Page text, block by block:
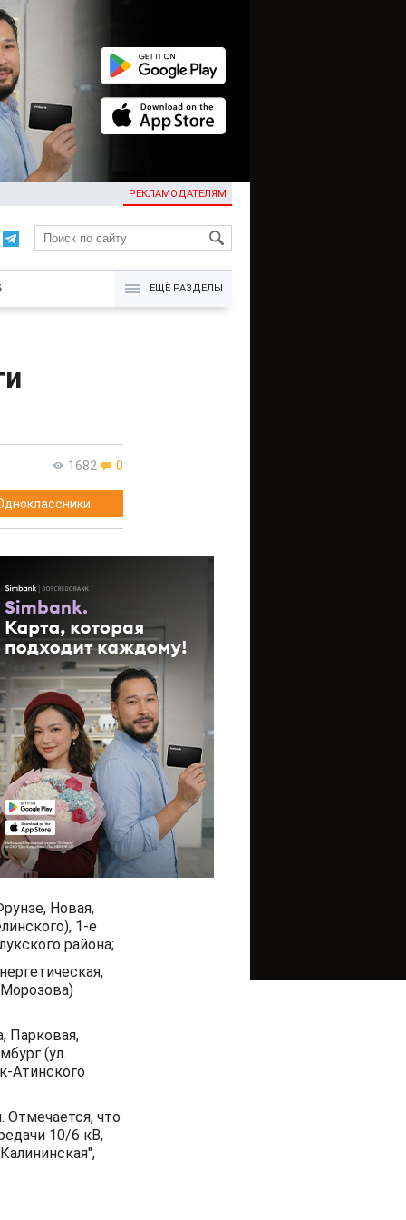
РЕКЛАМОДАТЕЛЯМ
KG
ЕЩЁ РАЗДЕЛЫ
1682 0
Новая,
1-е
района;
Парковая,
(ул.
Атинского
Отмечается, что
10/6 кВ,